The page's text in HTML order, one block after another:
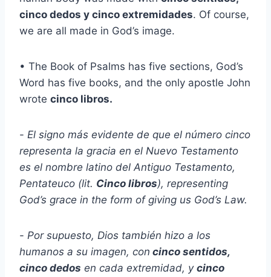
cinco dedos y cinco extremidades. Of course,
we are all made in God’s image.
• The Book of Psalms has five sections, God’s
Word has five books, and the only apostle John
wrote cinco libros.
- El signo más evidente de que el número cinco
representa la gracia en el Nuevo Testamento
es el nombre latino del Antiguo Testamento,
Pentateuco (lit. Cinco libros), representing
God’s grace in the form of giving us God’s Law.
- Por supuesto, Dios también hizo a los
humanos a su imagen, con cinco sentidos,
cinco dedos en cada extremidad, y cinco